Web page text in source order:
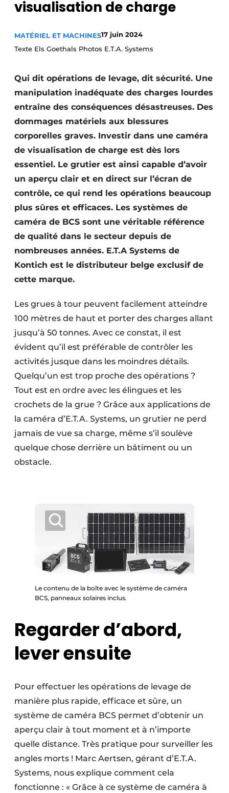
Termes et conditions
Construction bois
Contrôle d’accès
Éclairage
Fondations
Façades
Géotextiles
Infrastructures souterraines et égouttage
Protection solaire
Rénovation
Sécurité incendie
Software
Techniques ferroviaires
Travaux ferroviaires
visualisation de charge
MATÉRIEL ET MACHINES17 juin 2024
Texte Els Goethals Photos E.T.A. Systems
Qui dit opérations de levage, dit sécurité. Une
manipulation inadéquate des charges lourdes
entraîne des conséquences désastreuses. Des
dommages matériels aux blessures
corporelles graves. Investir dans une caméra
de visualisation de charge est dès lors
essentiel. Le grutier est ainsi capable d’avoir
un aperçu clair et en direct sur l’écran de
contrôle, ce qui rend les opérations beaucoup
plus sûres et efficaces. Les systèmes de
caméra de BCS sont une véritable référence
de qualité dans le secteur depuis de
nombreuses années. E.T.A Systems de
Kontich est le distributeur belge exclusif de
cette marque.
Les grues à tour peuvent facilement atteindre
100 mètres de haut et porter des charges allant
jusqu’à 50 tonnes. Avec ce constat, il est
évident qu’il est préférable de contrôler les
activités jusque dans les moindres détails.
Quelqu’un est trop proche des opérations ?
Tout est en ordre avec les élingues et les
crochets de la grue ? Grâce aux applications de
la caméra d’E.T.A. Systems, un grutier ne perd
jamais de vue sa charge, même s’il soulève
quelque chose derrière un bâtiment ou un
obstacle.
Le contenu de la boîte avec le système de caméra
BCS, panneaux solaires inclus.
Regarder d’abord,
lever ensuite
Pour effectuer les opérations de levage de
manière plus rapide, efficace et sûre, un
système de caméra BCS permet d’obtenir un
aperçu clair à tout moment et à n’importe
quelle distance. Très pratique pour surveiller les
angles morts ! Marc Aertsen, gérant d’E.T.A.
Systems, nous explique comment cela
fonctionne : « Grâce à ce système de caméra à